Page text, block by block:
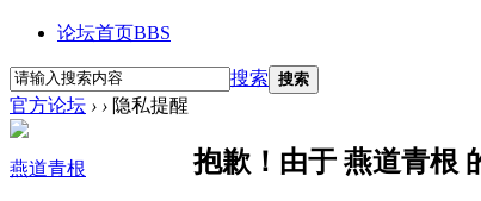
论坛首页BBS
搜索 搜索
官方论坛 › › 隐私提醒
燕道青根 抱歉！由于 燕道青根